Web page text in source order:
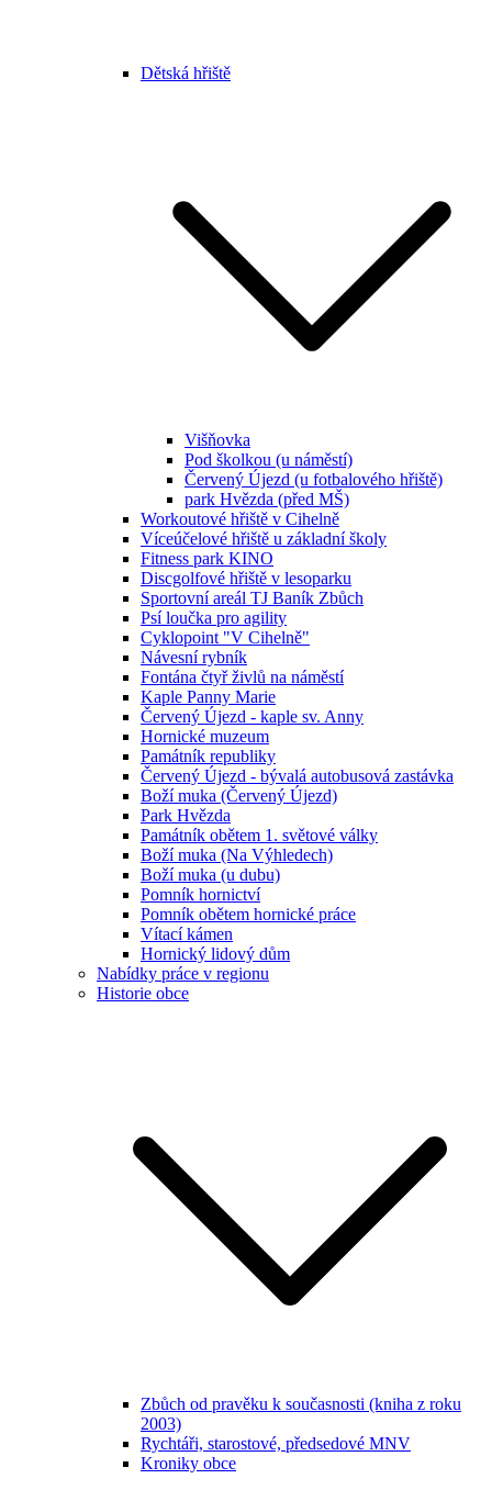
Dětská hřiště
Višňovka
Pod školkou (u náměstí)
Červený Újezd (u fotbalového hřiště)
park Hvězda (před MŠ)
Workoutové hřiště v Cihelně
Víceúčelové hřiště u základní školy
Fitness park KINO
Discgolfové hřiště v lesoparku
Sportovní areál TJ Baník Zbůch
Psí loučka pro agility
Cyklopoint "V Cihelně"
Návesní rybník
Fontána čtyř živlů na náměstí
Kaple Panny Marie
Červený Újezd - kaple sv. Anny
Hornické muzeum
Památník republiky
Červený Újezd - bývalá autobusová zastávka
Boží muka (Červený Újezd)
Park Hvězda
Památník obětem 1. světové války
Boží muka (Na Výhledech)
Boží muka (u dubu)
Pomník hornictví
Pomník obětem hornické práce
Vítací kámen
Hornický lidový dům
Nabídky práce v regionu
Historie obce
Zbůch od pravěku k současnosti (kniha z roku
2003)
Rychtáři, starostové, předsedové MNV
Kroniky obce